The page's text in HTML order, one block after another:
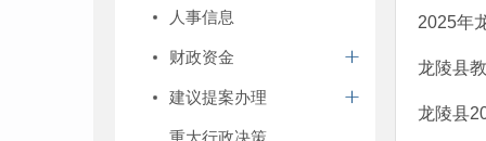
人事信息
财政资金
建议提案办理
重大行政决策
2025年
龙陵县
龙陵县